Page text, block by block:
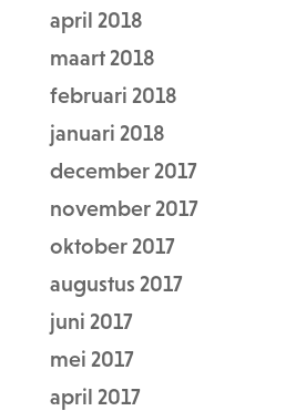
april 2018
maart 2018
februari 2018
januari 2018
december 2017
november 2017
oktober 2017
augustus 2017
juni 2017
mei 2017
april 2017